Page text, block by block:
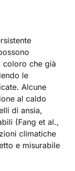
coloro che già
le
Alcune
al caldo
di ansia,
(Fang et al.,
climatiche
e misurabile